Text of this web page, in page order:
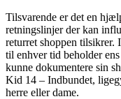
Tilsvarende er det en
retningslinjer der kan
returret shoppen tilsikrer.
til enhver tid beholder
kunne dokumentere sin
Kid 14 – Indbundet,
herre eller dame.